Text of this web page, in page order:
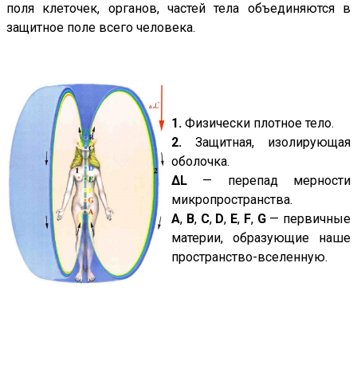
поля клеточек, органов, частей тела объединяются в
защитное поле всего человека.
1. Физически плотное тело.
2. Защитная, изолирующая
оболочка.
ΔL — перепад мерности
микропространства.
А, В, С, D, Е, F, G— первичные
материи, образующие наше
пространство-вселенную.